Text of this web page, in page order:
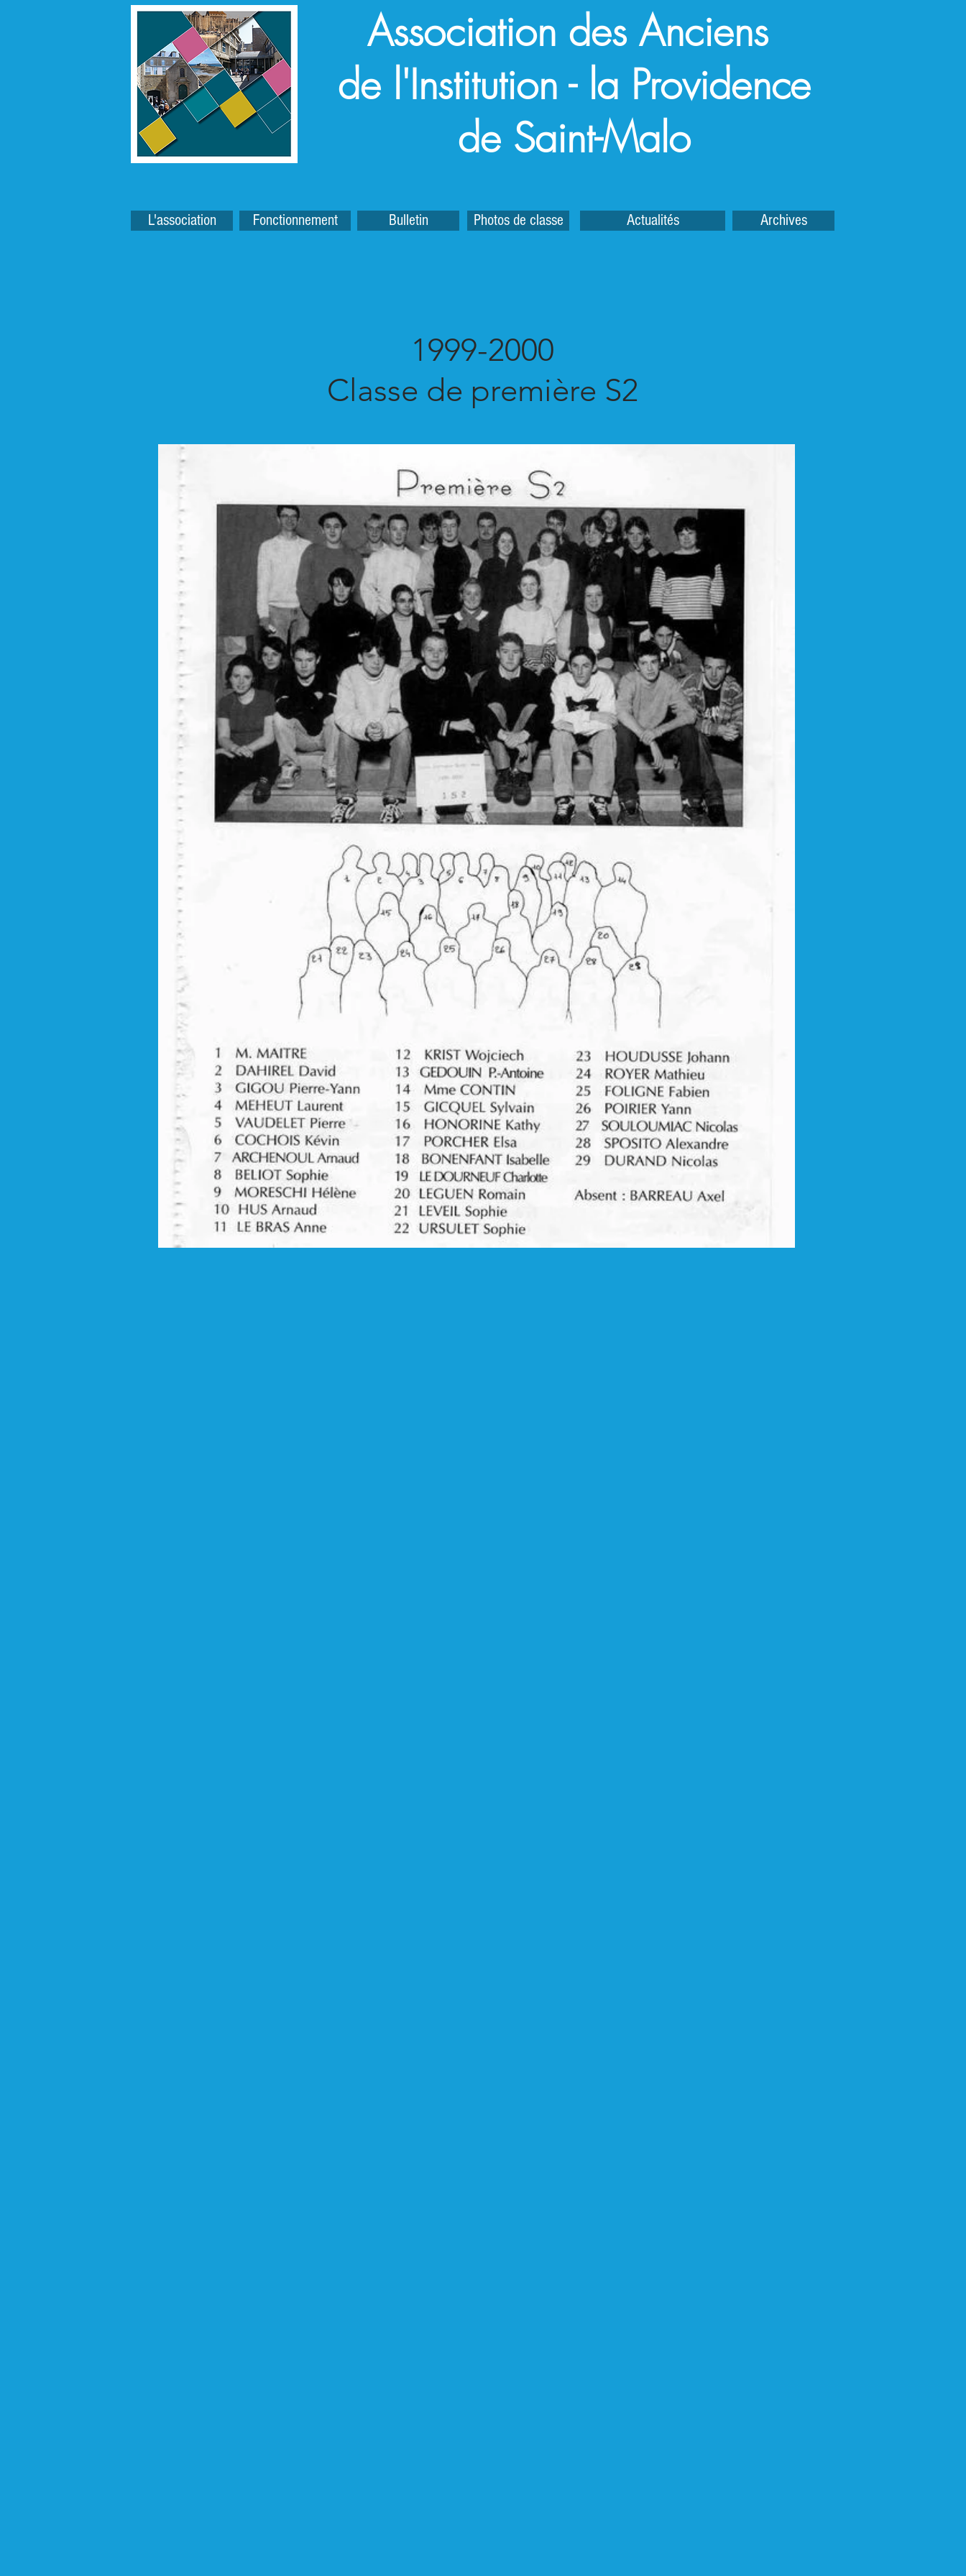
Association des Anciens
de l'Institution - la Providence
de Saint-Malo
L'association Fonctionnement Bulletin Photos de classe Actualités Archives
1999-2000
Classe de première S2